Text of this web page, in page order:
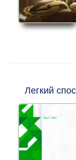
Легкий